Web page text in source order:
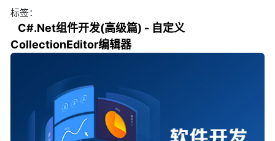
标签：
C#.Net组件开发(高级篇) - 自定义
CollectionEditor编辑器